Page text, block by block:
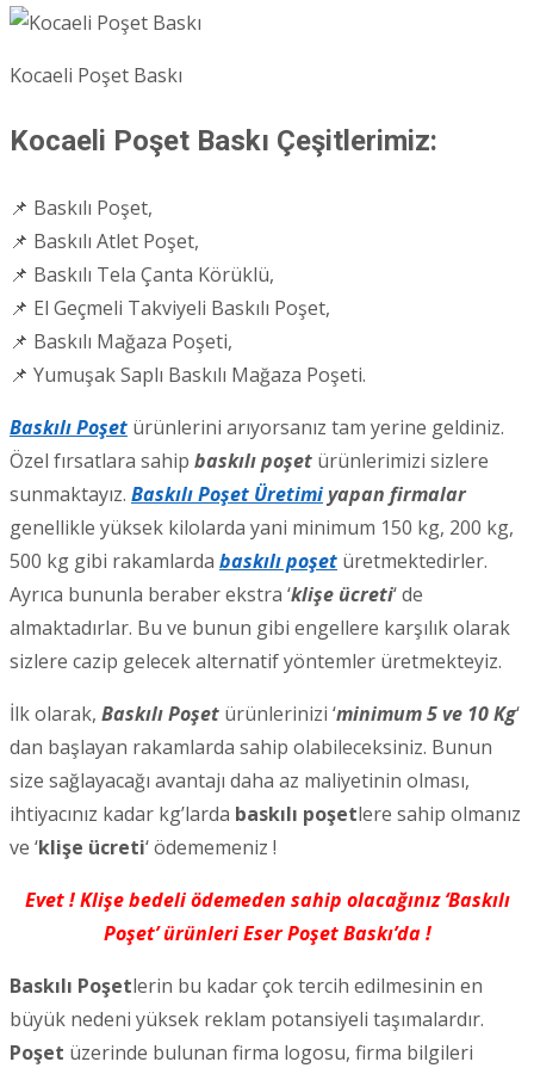
Kocaeli Poşet Baskı
Kocaeli Poşet Baskı Çeşitlerimiz:
📌 Baskılı Poşet,
📌 Baskılı Atlet Poşet,
📌 Baskılı Tela Çanta Körüklü,
📌 El Geçmeli Takviyeli Baskılı Poşet,
📌 Baskılı Mağaza Poşeti,
📌 Yumuşak Saplı Baskılı Mağaza Poşeti.
Baskılı Poşet ürünlerini arıyorsanız tam yerine geldiniz.
Özel fırsatlara sahip baskılı poşet ürünlerimizi sizlere
sunmaktayız. Baskılı Poşet Üretimi yapan firmalar
genellikle yüksek kilolarda yani minimum 150 kg, 200 kg,
500 kg gibi rakamlarda baskılı poşet üretmektedirler.
Ayrıca bununla beraber ekstra ‘klişe ücreti‘ de
almaktadırlar. Bu ve bunun gibi engellere karşılık olarak
sizlere cazip gelecek alternatif yöntemler üretmekteyiz.
İlk olarak, Baskılı Poşet ürünlerinizi ‘minimum 5 ve 10 Kg‘
dan başlayan rakamlarda sahip olabileceksiniz. Bunun
size sağlayacağı avantajı daha az maliyetinin olması,
ihtiyacınız kadar kg’larda baskılı poşetlere sahip olmanız
ve ‘klişe ücreti‘ ödememeniz !
Evet ! Klişe bedeli ödemeden sahip olacağınız ‘Baskılı
Poşet’ ürünleri Eser Poşet Baskı’da !
Baskılı Poşetlerin bu kadar çok tercih edilmesinin en
büyük nedeni yüksek reklam potansiyeli taşımalardır.
Poşet üzerinde bulunan firma logosu, firma bilgileri